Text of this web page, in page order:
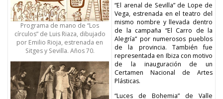
Programa de mano de “Los
círculos” de Luis Riaza, dibujado
por Emilio Rioja, estrenada en
Sitges y Sevilla. Años 70.
“El arenal de Sevilla” de Lope de
Vega, estrenada en el teatro del
mismo nombre y llevada dentro
de la campaña “El Carro de la
Alegría” por numerosos pueblos
de la provincia. También fue
representada en Ibiza con motivo
de la inauguración de un
Certamen Nacional de Artes
Plásticas.
“Luces de Bohemia” de Valle